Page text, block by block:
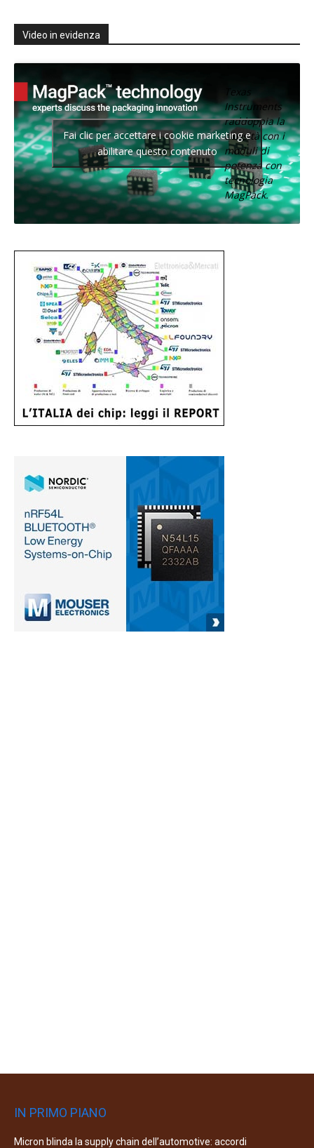
Video in evidenza
Texas
Instruments
raddoppia la
densità con i
moduli di
potenza con
tecnologia
MagPack.
Fai clic per accettare i cookie marketing e
abilitare questo contenuto
IN PRIMO PIANO
Micron blinda la supply chain dell’automotive: accordi